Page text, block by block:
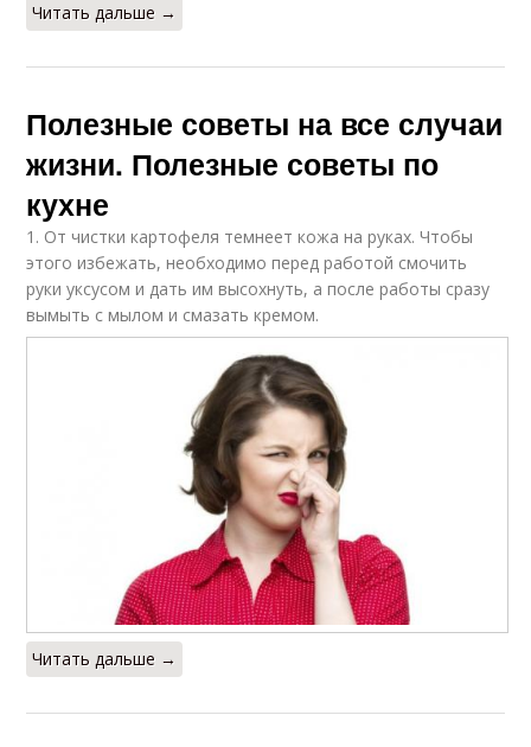
Читать дальше →
Полезные советы на все случаи
жизни. Полезные советы по
кухне
1. От чистки картофеля темнеет кожа на руках. Чтобы
этого избежать, необходимо перед работой смочить
руки уксусом и дать им высохнуть, а после работы сразу
вымыть с мылом и смазать кремом.
Читать дальше →